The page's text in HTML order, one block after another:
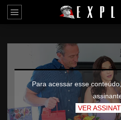
Para acessar esse
VER